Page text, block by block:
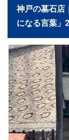
神戸の墓石店
になる言葉」